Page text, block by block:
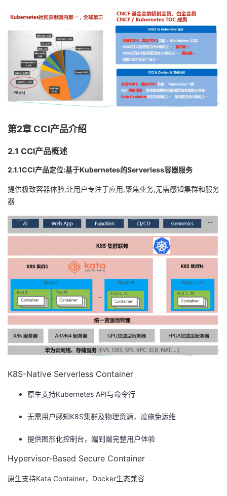
第2章 CCI产品介绍
2.1 CCI产品概述
2.1.1CCI产品定位:基于Kubernetes的Serverless容器服务
提供极致容器体验,让用户专注于应用,聚焦业务,无需感知集群和服务
器
K8S-Native Serverless Container
原生支持Kubernetes API与命令行
无需用户感知K8S集群及物理资源，设施免运维
提供图形化控制台，端到端完整用户体验
Hypervisor-Based Secure Container
原生支持Kata Container，Docker生态兼容